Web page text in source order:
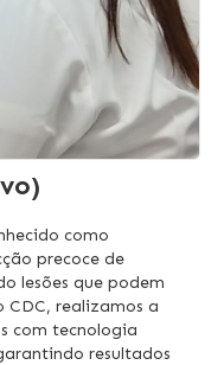
como
precoce de
lesões que podem
realizamos a
com tecnologia
resultados